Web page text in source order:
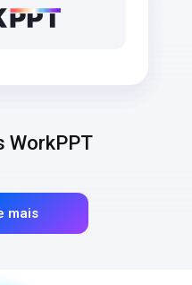
WorkPPT
mais